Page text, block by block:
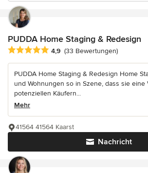
PUDDA Home Staging & Redesign
Durchschnittliche Bewertung: 4.9 von 5
4,9 (33 Bewertungen)
PUDDA Home Staging & Redesign Home
und Wohnungen so in Szene, dass sie eine
potenziellen Käufern...
Mehr
Nachricht
41564 41564 Kaarst